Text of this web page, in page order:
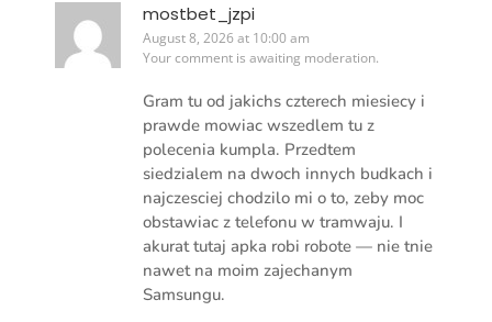
mostbet_jzpi
August 8, 2026 at 10:00 am
Your comment is awaiting moderation.
Gram tu od jakichs czterech miesiecy i
prawde mowiac wszedlem tu z
polecenia kumpla. Przedtem
siedzialem na dwoch innych budkach i
najczesciej chodzilo mi o to, zeby moc
obstawiac z telefonu w tramwaju. I
akurat tutaj apka robi robote — nie tnie
nawet na moim zajechanym
Samsungu.